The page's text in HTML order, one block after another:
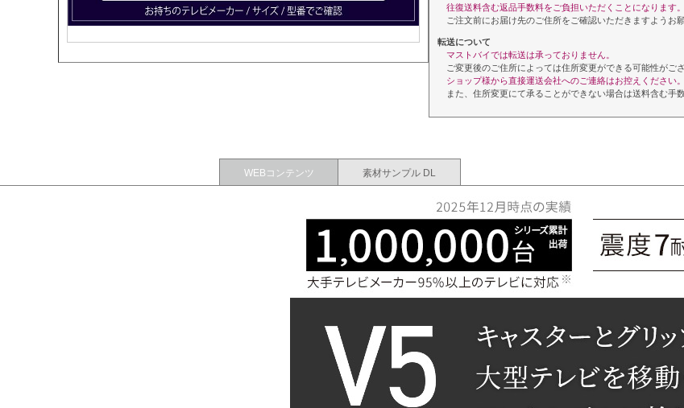
往復送料含む返品手数料をご負担いただくことになります。
ご注文前にお届け先のご住所をご確認いただきますようお願
転送について
マストバイでは転送は承っておりません。
ご変更後のご住所によっては住所変更ができる可能性がご
ショップ様から直接運送会社へのご連絡はお控えください。
また、住所変更にて承ることができない場合は送料含む手
WEBコンテンツ 素材サンプル DL